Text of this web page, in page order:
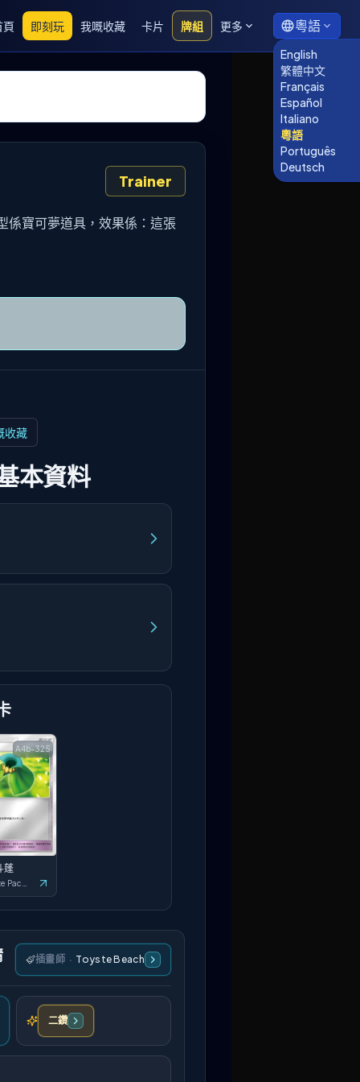
頁 即刻玩 我嘅收藏 卡片 牌組 更多 粵語
English
繁體中文
Français
Español
Italiano
粵語
Português
Deutsch
Trainer
寶可夢道具，效果係：這張
收藏
本資料
A4b-325
蓬
插畫師 · Toyste Beach
二鑽